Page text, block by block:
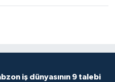
iş dünyasının 9 talebi